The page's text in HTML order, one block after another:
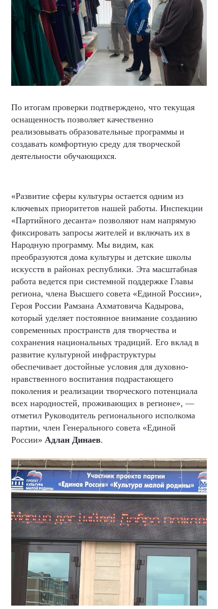
По итогам проверки подтверждено, что текущая
оснащенность позволяет качественно
реализовывать образовательные программы и
создавать комфортную среду для творческой
деятельности обучающихся.
«Развитие сферы культуры остается одним из
ключевых приоритетов нашей работы. Инспекции
«Партийного десанта» позволяют нам напрямую
фиксировать запросы жителей и включать их в
Народную программу. Мы видим, как
преобразуются дома культуры и детские школы
искусств в районах республики. Эта масштабная
работа ведется при системной поддержке Главы
региона, члена Высшего совета «Единой России»,
Героя России Рамзана Ахматовича Кадырова,
который уделяет постоянное внимание созданию
современных пространств для творчества и
сохранения национальных традиций. Его вклад в
развитие культурной инфраструктуры
обеспечивает достойные условия для духовно-
нравственного воспитания подрастающего
поколения и реализации творческого потенциала
всех народностей, проживающих в регионе», —
отметил Руководитель регионального исполкома
партии, член Генерального совета «Единой
России» Адлан Динаев.